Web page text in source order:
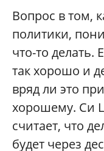
Вопрос в том,
политики,
что-то делать.
так хорошо и
вряд ли это
хорошему. Си
считает, что
будет через